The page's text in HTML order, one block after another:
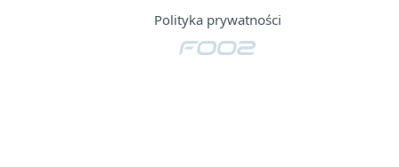
Polityka prywatności